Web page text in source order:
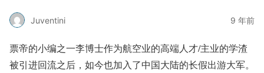
Juventini 9 年前
票帝的小编之一李博士作为航空业的高端人才/主业的学渣
被引进回流之后，如今也加入了中国大陆的长假出游大军。